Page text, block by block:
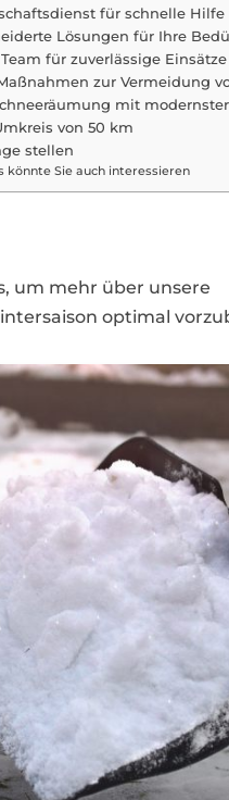
für schnelle Hilfe
Lösungen für Ihre
für zuverlässige Einsätze
zur Vermeidung
mit
von 50 km
stellen
könnte Sie auch interessieren
um mehr über unsere
optimal